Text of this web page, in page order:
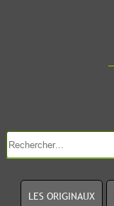
LES ORIGINAUX